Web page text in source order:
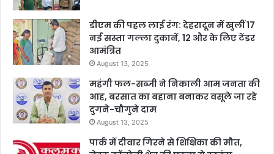
डीएम की पहल लाई रंग: देहरादून में खुलीं 17
नई सस्ता गल्ला दुकानें, 12 और के लिए टेंडर
आमंत्रित
August 13, 2025
महंगी फल-सब्जी ने निकाली आम जनता की
आह, बरसात का बहाना बनाकर वसूले जा रहे
दुगने-चौगुने दाम
August 13, 2025
पार्क में दीवार गिरने से शिक्षिका की मौत,